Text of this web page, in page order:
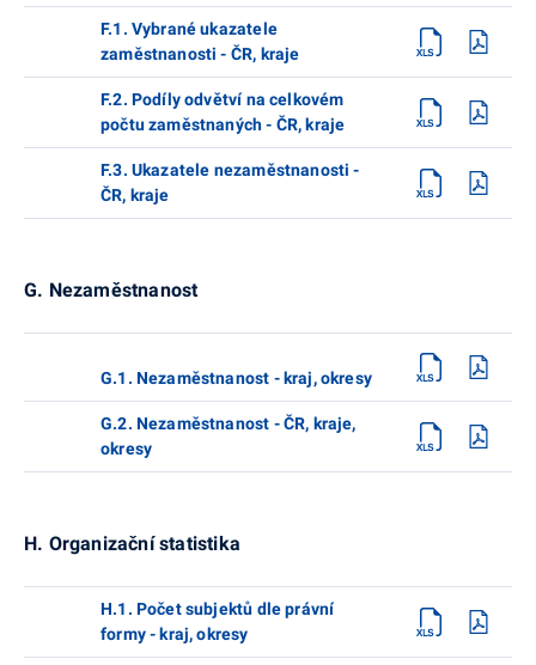
F.1. Vybrané ukazatele
zaměstnanosti - ČR, kraje
F.2. Podíly odvětví na celkovém
počtu zaměstnaných - ČR, kraje
F.3. Ukazatele nezaměstnanosti -
ČR, kraje
G. Nezaměstnanost
G.1. Nezaměstnanost - kraj, okresy
G.2. Nezaměstnanost - ČR, kraje,
okresy
H. Organizační statistika
H.1. Počet subjektů dle právní
formy - kraj, okresy